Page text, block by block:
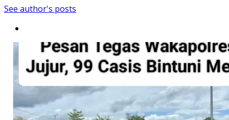
See author's posts